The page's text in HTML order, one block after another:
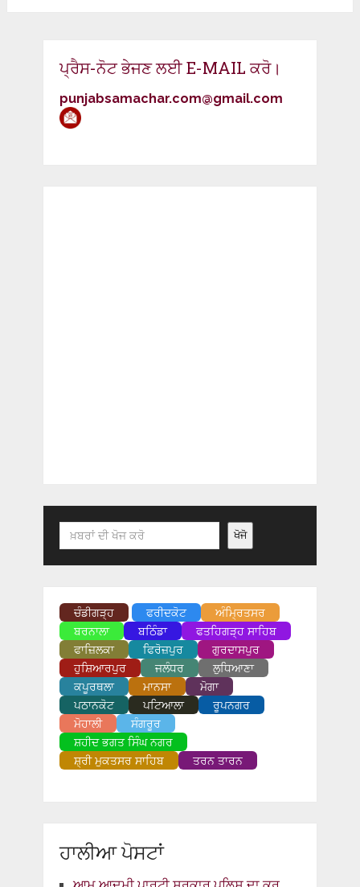
ਪ੍ਰੈਸ-ਨੋਟ ਭੇਜਣ ਲਈ E-MAIL ਕਰੋ।
punjabsamachar.com@gmail.com
Search ਖੋਜੋ
ਚੰਡੀਗੜ੍ਹ ਫਰੀਦਕੋਟ
ਅੰਮ੍ਰਿਤਸਰ
ਬਰਨਾਲਾ
ਬਠਿੰਡਾ
ਫਤਹਿਗੜ੍ਹ ਸਾਹਿਬ
ਫਾਜ਼ਿਲਕਾ
ਫਿਰੋਜ਼ਪੁਰ
ਗੁਰਦਾਸਪੁਰ
ਹੁਸ਼ਿਆਰਪੁਰ
ਜਲੰਧਰ
ਲੁਧਿਆਣਾ
ਕਪੂਰਥਲਾ
ਮਾਨਸਾ
ਮੋਗਾ
ਪਠਾਨਕੋਟ
ਪਟਿਆਲਾ
ਰੂਪਨਗਰ
ਮੋਹਾਲੀ
ਸੰਗਰੂਰ
ਸ਼ਹੀਦ ਭਗਤ ਸਿੰਘ ਨਗਰ
ਸ਼੍ਰੀ ਮੁਕਤਸਰ ਸਾਹਿਬ
ਤਰਨ ਤਾਰਨ
ਹਾਲੀਆ ਪੋਸਟਾਂ